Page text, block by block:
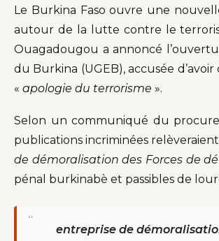
Le Burkina Faso ouvre une
autour de la lutte contre le
Ouagadougou a annoncé
du Burkina (UGEB), accusée
« apologie du terrorisme ».
Selon un communiqué du
publications incriminées
de démoralisation des Forces de
pénal burkinabè et passibles de
“
entreprise de